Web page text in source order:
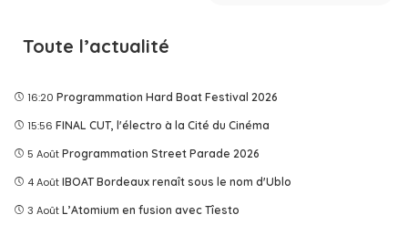
Toute l’actualité
16:20 Programmation Hard Boat Festival 2026
15:56 FINAL CUT, l'électro à la Cité du Cinéma
5 Août Programmation Street Parade 2026
4 Août IBOAT Bordeaux renaît sous le nom d'Ublo
3 Août L’Atomium en fusion avec Tîesto